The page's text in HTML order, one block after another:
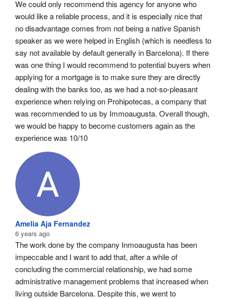
We could only recommend this agency for anyone who
would like a reliable process, and it is especially nice that
no disadvantage comes from not being a native Spanish
speaker as we were helped in English (which is needless to
say not available by default generally in Barcelona). If there
was one thing I would recommend to potential buyers when
applying for a mortgage is to make sure they are directly
dealing with the banks too, as we had a not-so-pleasant
experience when relying on Prohipotecas, a company that
was recommended to us by Immoaugusta. Overall though,
we would be happy to become customers again as the
experience was 10/10
Amelia Aja Fernandez
6 years ago
The work done by the company Inmoaugusta has been
impeccable and I want to add that, after a while of
concluding the commercial relationship, we had some
administrative management problems that increased when
living outside Barcelona. Despite this, we went to